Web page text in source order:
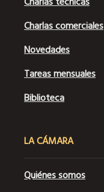
Charlas comerciales
Novedades
Tareas mensuales
Biblioteca
LA CÁMARA
Quiénes somos